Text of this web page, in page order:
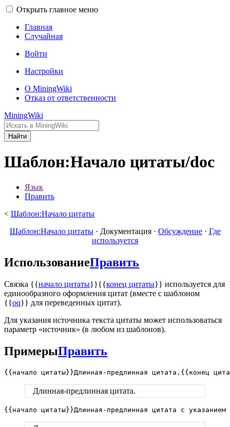
Открыть главное меню
Главная
Случайная
Войти
Настройки
О MiningWiki
Отказ от ответственности
MiningWiki
Найти
Шаблон:Начало цитаты/doc
Язык
Править
< Шаблон:Начало цитаты
Шаблон:Начало цитаты· Документация· Обсуждение· Где
используется
ИспользованиеПравить
Связка {{начало цитаты}}{{конец цитаты}} используется для
единообразного оформления цитат (вместе с шаблоном
{{oq}} для переведенных цитат).
Для указания источника текста цитаты может использоваться
параметр «источник» (в любом из шаблонов).
ПримерыПравить
{{начало цитаты}}Длинная-предлинная цитата.{{конец
Длинная-предлинная цитата.
{{начало цитаты}}Длинная-предлинная цитата с